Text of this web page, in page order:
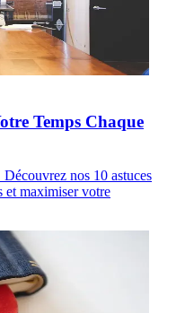
Temps Chaque
nos 10 astuces
et maximiser votre